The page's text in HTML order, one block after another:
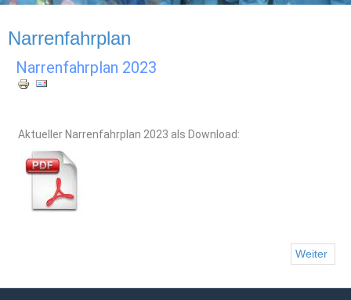
Narrenfahrplan
Narrenfahrplan 2023
Aktueller Narrenfahrplan 2023 als Download:
Weiter